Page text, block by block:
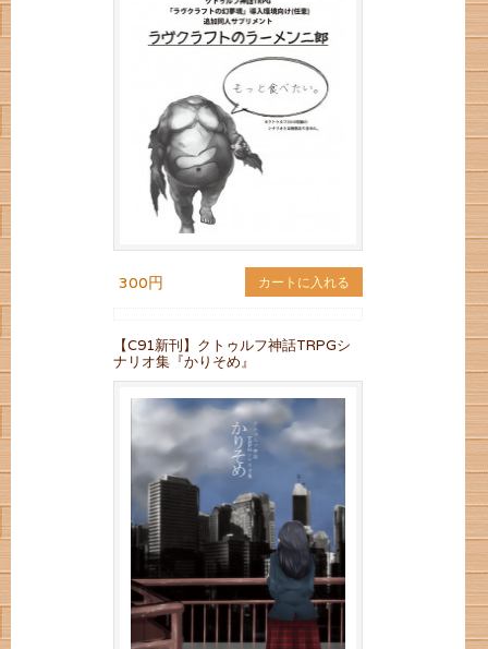
300円 カートに入れる
【C91新刊】クトゥルフ神話TRPGシ
ナリオ集『かりそめ』